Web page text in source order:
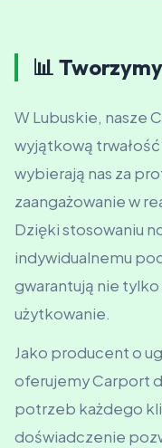
📊
W Lubuskie, nasze
wyjątkową
wybierają nas za
zaangażowanie w
Dzięki stosowaniu
indywidualnemu
gwarantują nie tylko
użytkowanie.
Jako producent o
oferujemy Carport
potrzeb każdego
doświadczenie